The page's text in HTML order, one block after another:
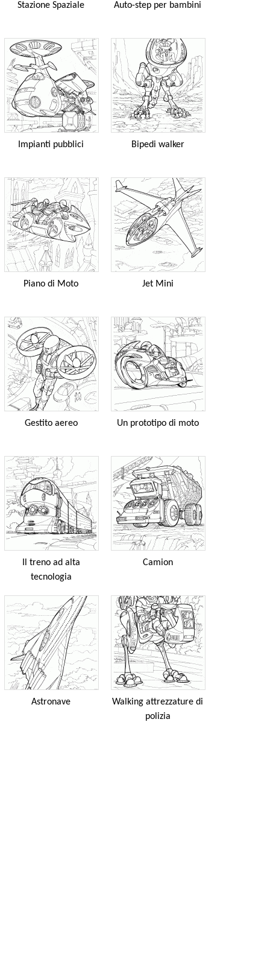
Stazione Spaziale Auto-step per bambini
Impianti pubblici Bipedi walker
Piano di Moto Jet Mini
Gestito aereo Un prototipo di moto
Il treno ad alta
tecnologia
Camion
Astronave
Walking attrezzature di
polizia